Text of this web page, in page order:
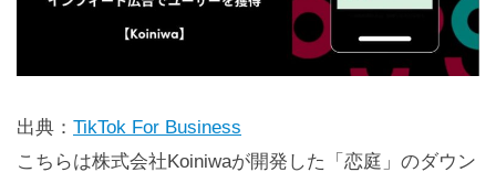
出典： TikTok For Business
こちらは株式会社Koiniwaが開発した「恋庭」のダウン